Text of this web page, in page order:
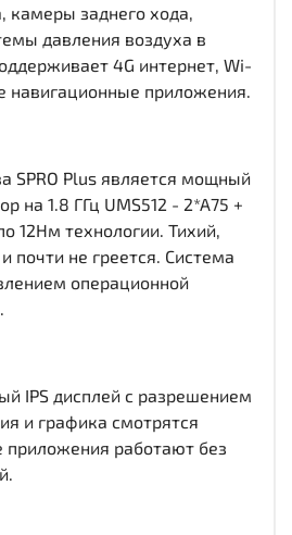
камеры заднего хода,
давления воздуха в
4G интернет, Wi-
навигационные приложения.
SPRO Plus является мощный
на 1.8 ГГц UMS512 - 2*A75 +
12Нм технологии. Тихий,
почти не греется. Система
операционной
IPS дисплей c разрешением
и графика смотрятся
приложения работают без